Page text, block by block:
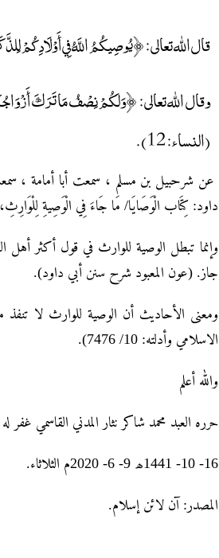
قال الله تعالى: ﴿يُوصِيكُمُ اللَّهُ فِي أَوْلَادِكُمْ
وقال الله تعالى: ﴿وَلَكُمْ نِصْفُ مَا تَرَكَ
(النساء: 12).
عن شرحبيل بن مسلم ، سمعت أبا أمامة ،
داود: كِتَاب الْوَصَايَا/ مَا جَاءَ فِي الْوَصِيةِ لِلْوَارِثِ،
وإنما تبطل الوصية للوارث في قول أكثر أهل
جاز. (عون المعبود شرح سنن أبي داود).
ومعنى الأحاديث أن الوصية للوارث لا تنفذ
الاسلامي وأدلته: 10/ 7476).
والله أعلم
حرره العبد محمد شاکر نثار المدني القاسمي غفر
16- 10- 1441ھ 9- 6- 2020م الثلاثاء.
المصدر: آن لائن إسلام.